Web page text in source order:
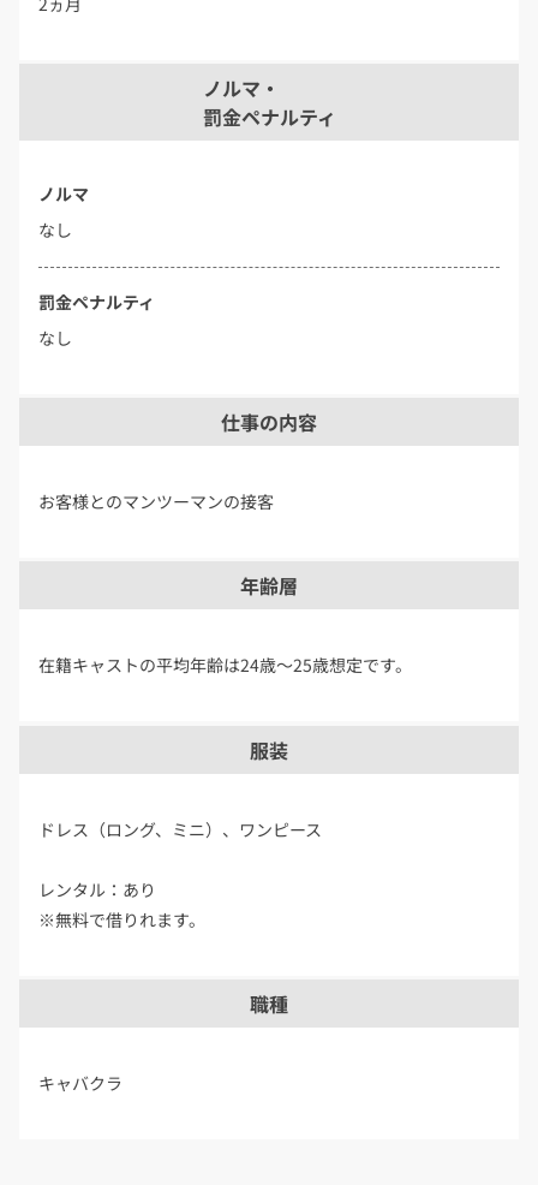
ノルマ・
罰金ペナルティ
ノルマ
なし
罰金ペナルティ
なし
仕事の内容
お客様とのマンツーマンの接客
年齢層
在籍キャストの平均年齢は24歳～25歳想定です。
服装
ドレス（ロング、ミニ）、ワンピース
レンタル：あり
※無料で借りれます。
職種
キャバクラ